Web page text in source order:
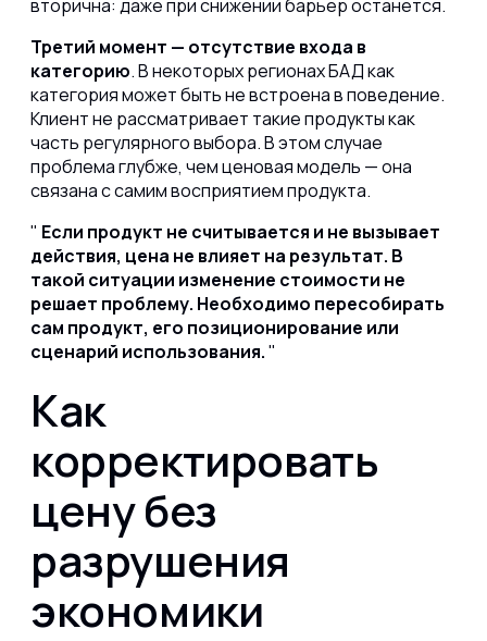
вторична: даже при снижении барьер останется.
Третий момент — отсутствие входа в
категорию. В некоторых регионах БАД как
категория может быть не встроена в поведение.
Клиент не рассматривает такие продукты как
часть регулярного выбора. В этом случае
проблема глубже, чем ценовая модель — она
связана с самим восприятием продукта.
Если продукт не считывается и не вызывает
действия, цена не влияет на результат. В
такой ситуации изменение стоимости не
решает проблему. Необходимо пересобирать
сам продукт, его позиционирование или
сценарий использования.
Как
корректировать
цену без
разрушения
экономики